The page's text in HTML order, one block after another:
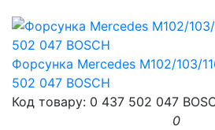
Форсунка Mercedes M102/103/
502 047 BOSCH
Код товару: 0 437 502 047
0